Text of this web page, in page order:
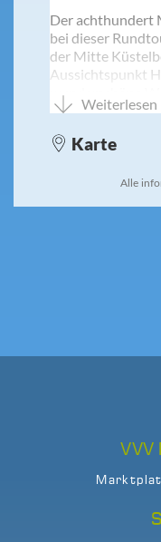
Alle
VVV